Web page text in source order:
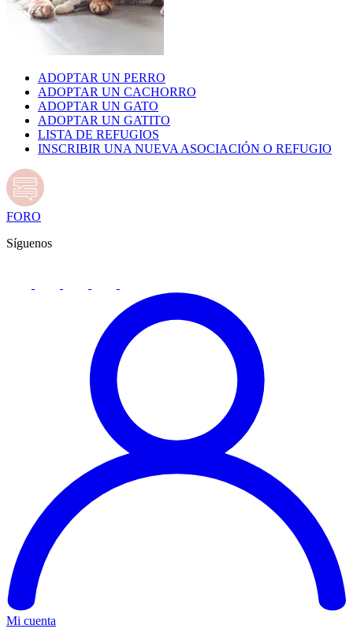
ADOPTAR UN PERRO
ADOPTAR UN CACHORRO
ADOPTAR UN GATO
ADOPTAR UN GATITO
LISTA DE REFUGIOS
INSCRIBIR UNA NUEVA ASOCIACIÓN O REFUGIO
FORO
Síguenos
Mi cuenta